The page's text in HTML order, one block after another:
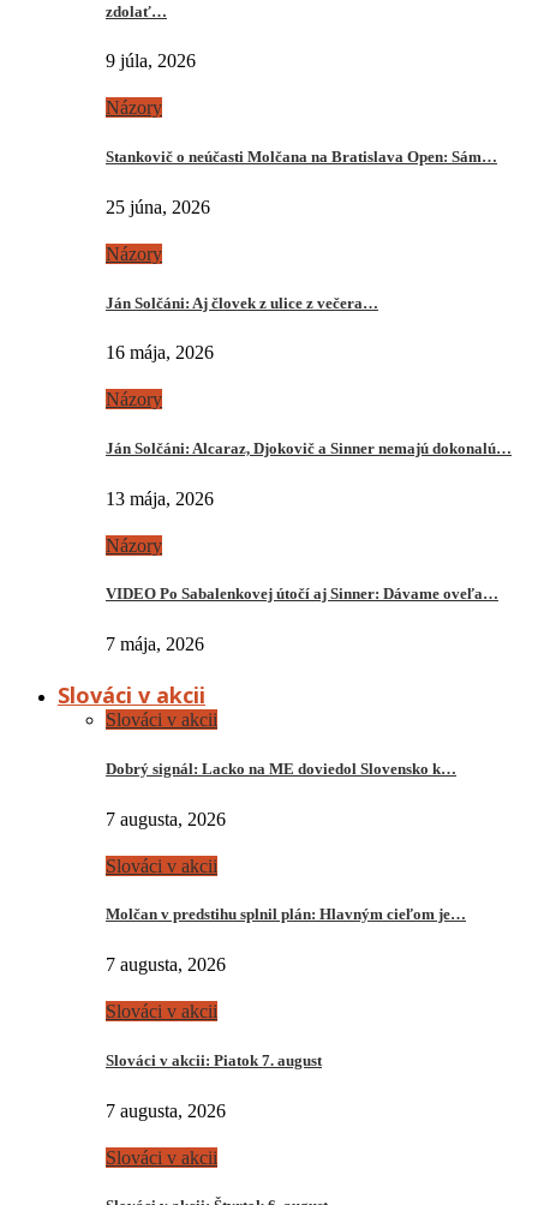
zdolať…
9 júla, 2026
Názory
Stankovič o neúčasti Molčana na Bratislava Open: Sám…
25 júna, 2026
Názory
Ján Solčáni: Aj človek z ulice z večera…
16 mája, 2026
Názory
Ján Solčáni: Alcaraz, Djokovič a Sinner nemajú dokonalú…
13 mája, 2026
Názory
VIDEO Po Sabalenkovej útočí aj Sinner: Dávame oveľa…
7 mája, 2026
Slováci v akcii
Slováci v akcii
Dobrý signál: Lacko na ME doviedol Slovensko k…
7 augusta, 2026
Slováci v akcii
Molčan v predstihu splnil plán: Hlavným cieľom je…
7 augusta, 2026
Slováci v akcii
Slováci v akcii: Piatok 7. august
7 augusta, 2026
Slováci v akcii